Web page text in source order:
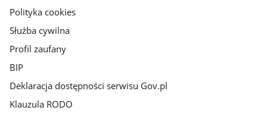
Polityka cookies
Służba cywilna
Profil zaufany
BIP
Deklaracja dostępności serwisu Gov.pl
Klauzula RODO